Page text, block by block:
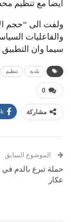
ايضا مع تنظيم
ولفت الى “حجم
والفاعليات
سيما وان
بلدية تنظيم
0
مشاركة
الموضوع السابق
حملة تبرع بالدم في
عكار